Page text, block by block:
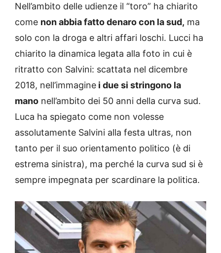
Nell’ambito delle udienze il “toro” ha chiarito
come non abbia fatto denaro con la sud, ma
solo con la droga e altri affari loschi. Lucci ha
chiarito la dinamica legata alla foto in cui è
ritratto con Salvini: scattata nel dicembre
2018, nell’immagine i due si stringono la
mano nell’ambito dei 50 anni della curva sud.
Luca ha spiegato come non volesse
assolutamente Salvini alla festa ultras, non
tanto per il suo orientamento politico (è di
estrema sinistra), ma perché la curva sud si è
sempre impegnata per scardinare la politica.